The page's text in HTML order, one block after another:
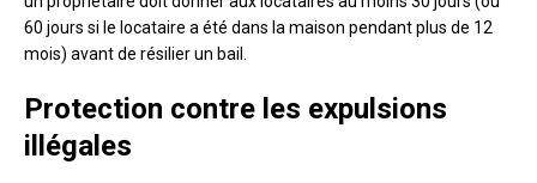
60 jours si le locataire a été dans la maison pendant plus de 12
mois) avant de résilier un bail.
Protection contre les expulsions
illégales